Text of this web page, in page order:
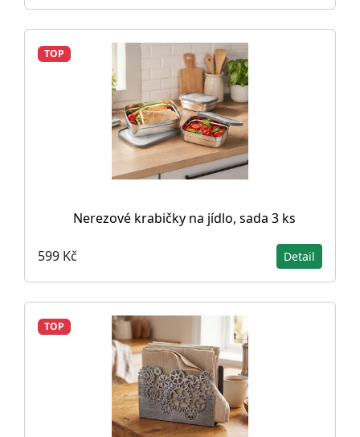
TOP
Nerezové krabičky na jídlo, sada 3 ks
599 Kč Detail
TOP